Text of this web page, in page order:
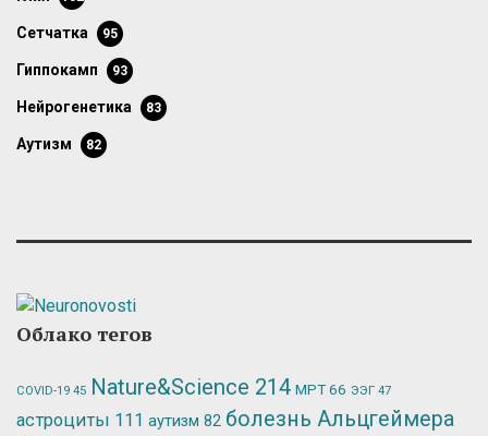
сетчатка 95
гиппокамп 93
нейрогенетика 83
аутизм 82
Облако тегов
COVID-19 45 Nature&Science 214 МРТ66 ЭЭГ 47
астроциты 111 аутизм 82 болезнь Альцгеймера